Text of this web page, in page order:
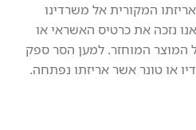
שלם ובאריזתו המקורית אל משרדינו
נס ציונה ואנו נזכה את כרטיס האשראי או
המוחזר. למען הסר ספק
או טונר אשר אריזתו נפתחה.